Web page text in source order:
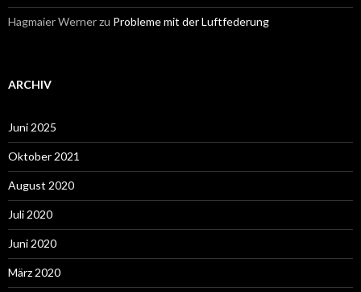
Hagmaier Wernerzu Probleme mit der Luftfederung
ARCHIV
Juni 2025
Oktober 2021
August 2020
Juli 2020
Juni 2020
März 2020